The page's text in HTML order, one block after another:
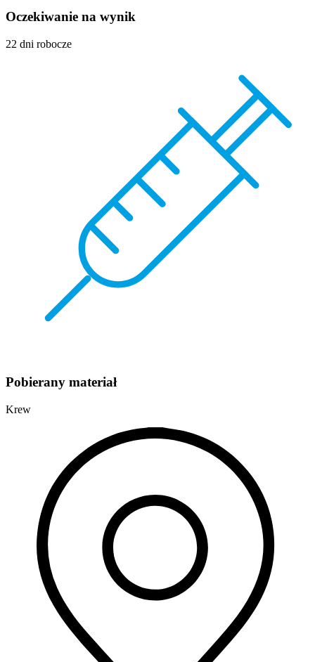
Oczekiwanie na wynik
22 dni robocze
Pobierany materiał
Krew